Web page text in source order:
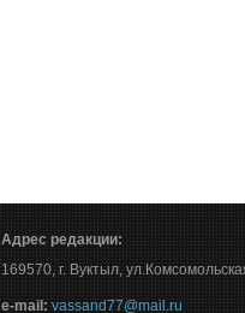
Адрес редакции:
169570, г. Вуктыл,
е-mail: vassand77@mail.ru